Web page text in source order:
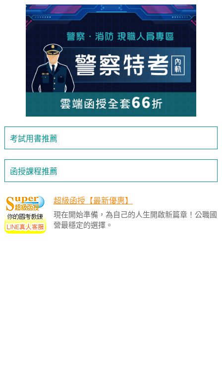
考試用書推薦
函授課程推薦
超級函授【最新優惠】
現在開始準備，為自己的人生開啟新篇章！公職國
營最穩定的選擇。